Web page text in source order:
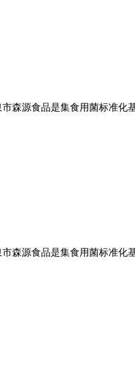
森源食品是集食用菌标准化
森源食品是集食用菌标准化